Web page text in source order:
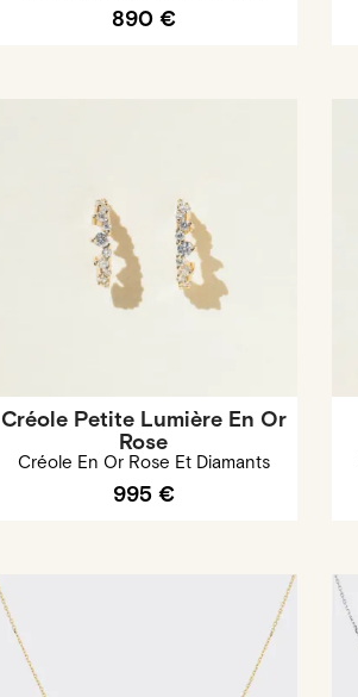
890 €
Créole Petite Lumière En Or
Rose
Créole En Or Rose Et Diamants
995 €